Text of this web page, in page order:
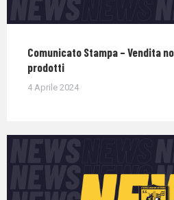
Comunicato Stampa – Vendita
prodotti
4 Aprile 2024